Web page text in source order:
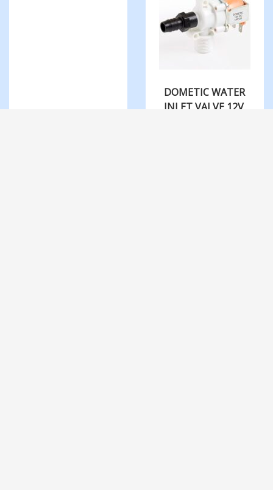
DOMETIC WATER​
INLET ​VALVE 12V